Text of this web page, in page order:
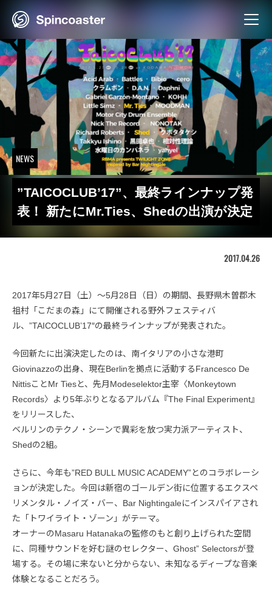
NEWS
”TAICOCLUB’17”、最終ラインナップ発
表！ 新たにMr.Ties、Shedの出演が決定
2017.04.26
2017年5月27日（土）〜5月28日（日）の期間、長野県木曽郡木
祖村「こだまの森」にて開催される野外フェスティバ
ル、”TAICOCLUB’17″の最終ラインナップが発表された。
今回新たに出演決定したのは、南イタリアの小さな港町
Giovinazzoの出身、現在Berlinを拠点に活動するFrancesco De
NittisことMr Tiesと、先月Modeselektor主宰〈Monkeytown
Records〉より5年ぶりとなるアルバム『The Final Experiment』
をリリースした、
ベルリンのテクノ・シーンで異彩を放つ実力派アーティスト、
Shedの2組。
さらに、今年も”RED BULL MUSIC ACADEMY”とのコラボレーシ
ョンが決定した。今回は新宿のゴールデン街に位置するエクスペ
リメンタル・ノイズ・バー、Bar Nightingaleにインスパイアされ
た「トワイライト・ゾーン」がテーマ。
オーナーのMasaru Hatanakaの監修のもと創り上げられた空間
に、同種サウンドを好む謎のセレクター、Ghost” Selectorsが登
場する。その場に来ないと分からない、未知なるディープな音楽
体験となることだろう。